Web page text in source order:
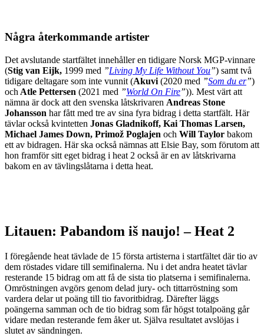
Några återkommande artister
Det avslutande startfältet innehåller en tidigare Norsk MGP-vinnare
(Stig van Eijk, 1999 med ”Living My Life Without You”) samt två
tidigare deltagare som inte vunnit (Akuvi (2020 med ”Som du er”)
och Atle Pettersen (2021 med ”World On Fire”)). Mest värt att
nämna är dock att den svenska låtskrivaren Andreas Stone
Johansson har fått med tre av sina fyra bidrag i detta startfält. Här
tävlar också kvintetten Jonas Gladnikoff, Kai Thomas Larsen,
Michael James Down, Primož Poglajen och Will Taylor bakom
ett av bidragen. Här ska också nämnas att Elsie Bay, som förutom att
hon framför sitt eget bidrag i heat 2 också är en av låtskrivarna
bakom en av tävlingslåtarna i detta heat.
Litauen: Pabandom iš naujo! – Heat 2
I föregående heat tävlade de 15 första artisterna i startfältet där tio av
dem röstades vidare till semifinalerna. Nu i det andra heatet tävlar
resterande 15 bidrag om att få de sista tio platserna i semifinalerna.
Omröstningen avgörs genom delad jury- och tittarröstning som
vardera delar ut poäng till tio favoritbidrag. Därefter läggs
poängerna samman och de tio bidrag som får högst totalpoäng går
vidare medan resterande fem åker ut. Själva resultatet avslöjas i
slutet av sändningen.